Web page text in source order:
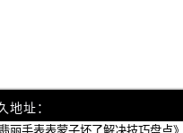
吉林省白城市洮北区
吉林省白山市浑江区
吉林省辽源市龙山区
吉林省梅河口市新华
地址：